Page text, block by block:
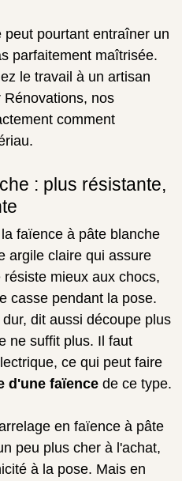
pourtant entraîner un
parfaitement maîtrisée.
le travail à un artisan
nos
comment
: plus résistante,
faïence à pâte blanche
argile claire qui assure
mieux aux chocs,
casse pendant la pose.
dit aussi découpe plus
ne suffit plus. Il faut
ce qui peut faire
d'une faïence de ce type.
en faïence à pâte
peu plus cher à l'achat,
à la pose. Mais en